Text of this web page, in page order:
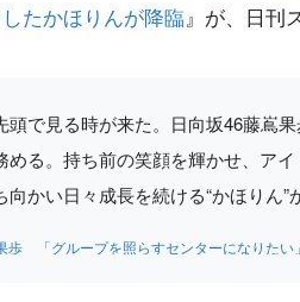
たかほりんが降臨』が、日刊
頭で見る時が来た。日向坂46藤嶌
る。持ち前の笑顔を輝かせ、ア
かい日々成長を続ける“かほりん”
「グループを照らすセンターになりたい」何倍も